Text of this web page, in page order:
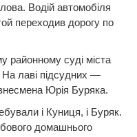
Водій автомобіля
переходив дорогу по
районному суді міста
лаві підсудних —
Юрія Буряка.
і Куниця, і Буряк.
домашнього